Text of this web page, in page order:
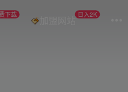
下载 加盟网站 日入2K